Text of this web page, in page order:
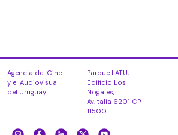
Agencia del Cine
y el Audiovisual
del Uruguay
Parque LATU,
Edificio Los
Nogales,
Av.Italia 6201 CP
11500